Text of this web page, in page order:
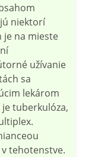
niektorí
je na mieste
užívanie
sa
lekárom
tuberkulóza,
tehotenstve.